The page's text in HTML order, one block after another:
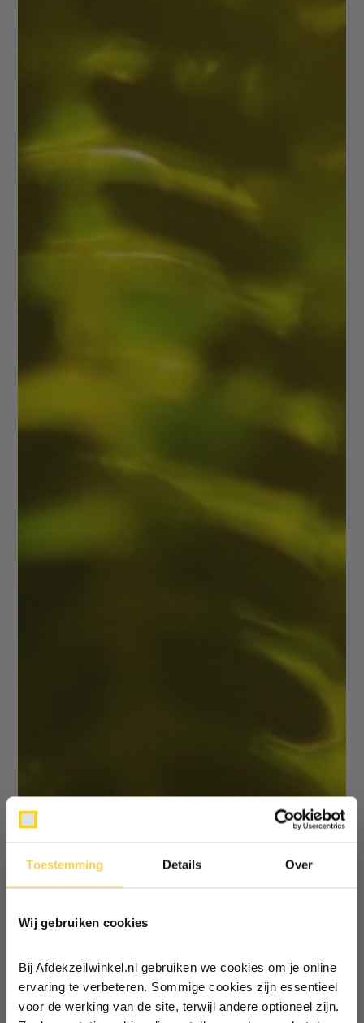
Toestemming Details Over
Wij gebruiken cookies
Bij Afdekzeilwinkel.nl gebruiken we cookies om je online
ervaring te verbeteren. Sommige cookies zijn essentieel
voor de werking van de site, terwijl andere optioneel zijn.
Ontvang €5,- korting!
Schrijf je in voor de nieuwsbrief en
Vul je e-mailadres in‍⁪⁪